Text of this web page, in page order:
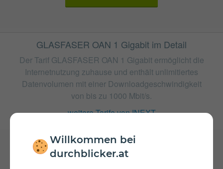
Willkommen bei
durchblicker.at
GLASFASER OAN 1 Gigabit im Detail
Der Tarif GLASFASER OAN 1 Gigabit ermöglicht die
Internetnutzung zuhause und enthält unlimitiertes
Datenvolumen mit einer Downloadgeschwindigkeit
von bis zu 1000 Mbit/s.
weitere Tarife von INEXT